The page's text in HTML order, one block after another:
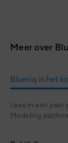
Meer over
Blueriq in het
Lees in een paar
Modeling